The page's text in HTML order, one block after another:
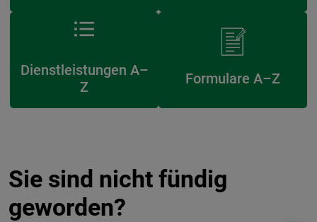
Dienstleistungen A–
Z
Formulare A–Z
Sie sind nicht fündig
geworden?